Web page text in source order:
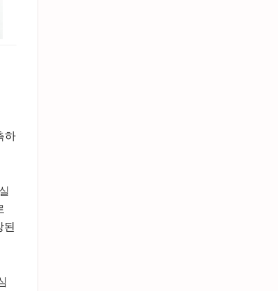
하
된